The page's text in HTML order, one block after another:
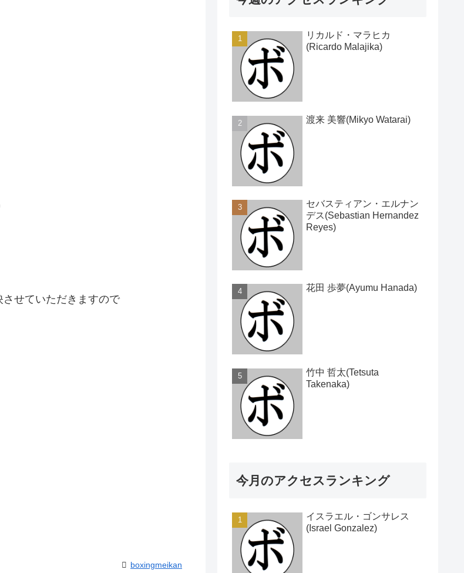
せていただきますので
boxingmeikan
リカルド・マラヒカ
(Ricardo Malajika)
渡来 美響(Mikyo Watarai)
セバスティアン・エルナン
デス(Sebastian Hernandez
Reyes)
花田 歩夢(Ayumu Hanada)
竹中 哲太(Tetsuta
Takenaka)
今月のアクセスランキング
イスラエル・ゴンサレス
(Israel Gonzalez)